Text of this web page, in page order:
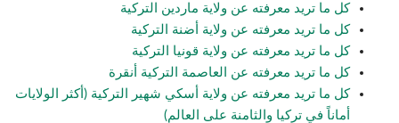
كل ما تريد معرفته عن ولاية ماردين التركية
كل ما تريد معرفته عن ولاية أضنة التركية
كل ما تريد معرفته عن ولاية قونيا التركية
كل ما تريد معرفته عن العاصمة التركية أنقرة
كل ما تريد معرفته عن ولاية أسكي شهير التركية (أكثر الولايات
أماناً في تركيا والثامنة على العالم)